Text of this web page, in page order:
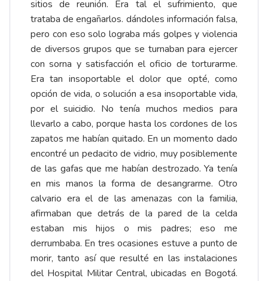
sitios de reunión. Era tal el sufrimiento, que
trataba de engañarlos. dándoles información falsa,
pero con eso solo lograba más golpes y violencia
de diversos grupos que se turnaban para ejercer
con sorna y satisfacción el oficio de torturarme.
Era tan insoportable el dolor que opté, como
opción de vida, o solución a esa insoportable vida,
por el suicidio. No tenía muchos medios para
llevarlo a cabo, porque hasta los cordones de los
zapatos me habían quitado. En un momento dado
encontré un pedacito de vidrio, muy posiblemente
de las gafas que me habían destrozado. Ya tenía
en mis manos la forma de desangrarme. Otro
calvario era el de las amenazas con la familia,
afirmaban que detrás de la pared de la celda
estaban mis hijos o mis padres; eso me
derrumbaba. En tres ocasiones estuve a punto de
morir, tanto así que resulté en las instalaciones
del Hospital Militar Central, ubicadas en Bogotá.